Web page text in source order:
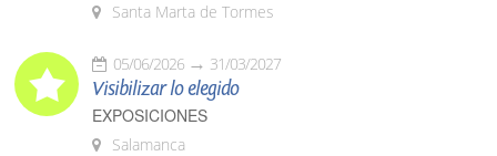
Santa Marta de Tormes
05/06/2026 31/03/2027
Visibilizar lo elegido
EXPOSICIONES
Salamanca